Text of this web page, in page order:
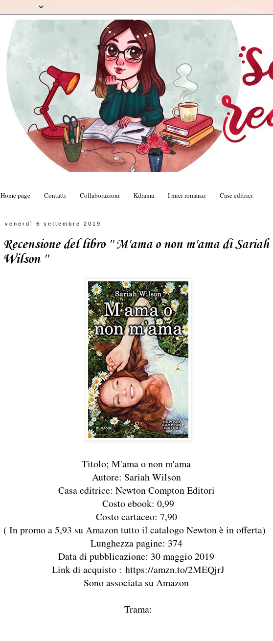
Home page Contatti Collaborazioni Kdrama I miei romanzi Case editrici
venerdì 6 settembre 2019
Recensione del libro '' M'ama o non m'ama di Sariah
Wilson ''
Titolo; M'ama o non m'ama
Autore: Sariah Wilson
Casa editrice: Newton Compton Editori
Costo ebook: 0,99
Costo cartaceo: 7,90
( In promo a 5,93 su Amazon tutto il catalogo Newton è in offerta)
Lunghezza pagine: 374
Data di pubblicazione: 30 maggio 2019
Link di acquisto : https://amzn.to/2MEQjrJ
Sono associata su Amazon
Trama: